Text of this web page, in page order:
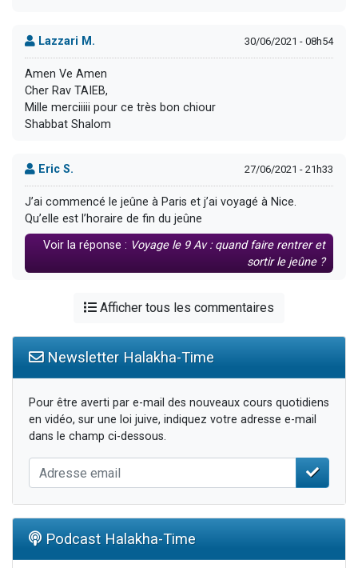
Lazzari M. 30/06/2021 - 08h54
Amen Ve Amen
Cher Rav TAIEB,
Mille merciiiii pour ce très bon chiour
Shabbat Shalom
Eric S. 27/06/2021 - 21h33
J’ai commencé le jeûne à Paris et j’ai voyagé à Nice.
Qu’elle est l’horaire de fin du jeûne
Voir la réponse : Voyage le 9 Av : quand faire rentrer et
sortir le jeûne ?
Afficher tous les commentaires
Newsletter Halakha-Time
Pour être averti par e-mail des nouveaux cours quotidiens
en vidéo, sur une loi juive, indiquez votre adresse e-mail
dans le champ ci-dessous.
Podcast Halakha-Time